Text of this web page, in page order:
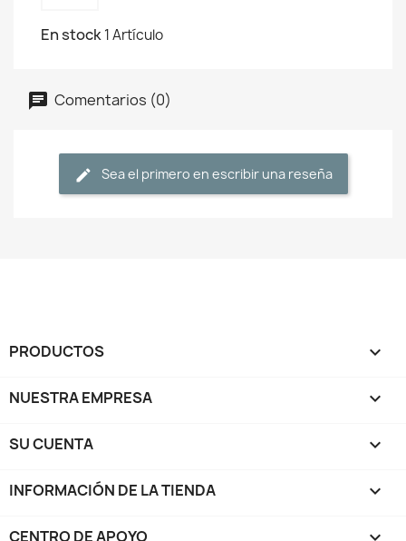
En stock1 Artículo
Comentarios (0)
Sea el primero en escribir una reseña
PRODUCTOS 
NUESTRA EMPRESA 
SU CUENTA 
INFORMACIÓN DE LA TIENDA keyboard_arrow_down
CENTRO DE APOYO